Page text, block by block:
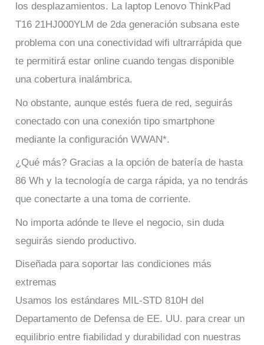
los desplazamientos. La laptop Lenovo ThinkPad
T16 21HJ000YLM de 2da generación subsana este
problema con una conectividad wifi ultrarrápida que
te permitirá estar online cuando tengas disponible
una cobertura inalámbrica.
No obstante, aunque estés fuera de red, seguirás
conectado con una conexión tipo smartphone
mediante la configuración WWAN*.
¿Qué más? Gracias a la opción de batería de hasta
86 Wh y la tecnología de carga rápida, ya no tendrás
que conectarte a una toma de corriente.
No importa adónde te lleve el negocio, sin duda
seguirás siendo productivo.
Diseñada para soportar las condiciones más
extremas
Usamos los estándares MIL-STD 810H del
Departamento de Defensa de EE. UU. para crear un
equilibrio entre fiabilidad y durabilidad con nuestras